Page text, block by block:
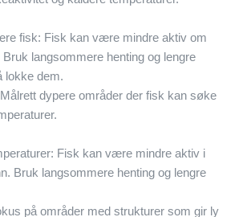
fisk: Fisk kan være mindre aktiv om
langsommere henting og lengre
lokke dem.
dypere områder der fisk kan søke
Fisk kan være mindre aktiv i
Bruk langsommere henting og lengre
på områder med strukturer som gir ly